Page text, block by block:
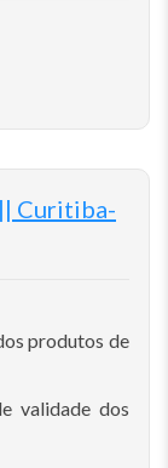
Curitiba-
produtos de
dos